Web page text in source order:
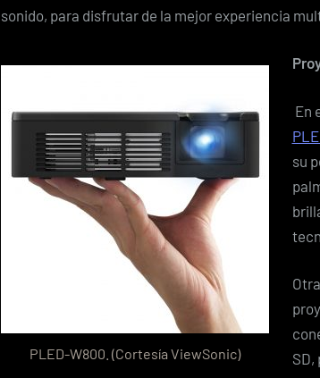
sonido, para disfrutar de la mejor experiencia
PLED-W800. (Cortesía ViewSonic)
En
su
SD,